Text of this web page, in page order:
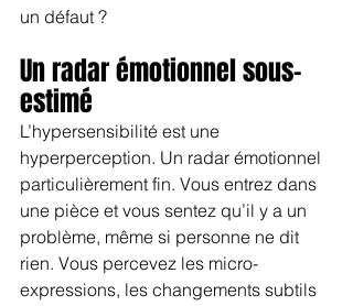
un défaut ?
Un radar émotionnel sous-
estimé
L’hypersensibilité est une
hyperperception. Un radar émotionnel
particulièrement fin. Vous entrez dans
une pièce et vous sentez qu’il y a un
problème, même si personne ne dit
rien. Vous percevez les micro-
expressions, les changements subtils